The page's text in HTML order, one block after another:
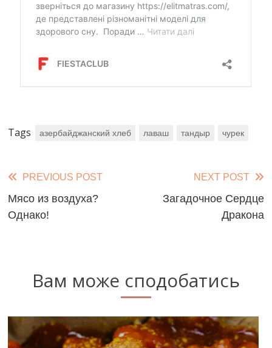
Tags азербайджанский хлеб лаваш тандыр чурек
Read
more
articles
PREVIOUS POST
Мясо из воздуха?
Однако!
NEXT POST
Загадочное Сердце
Дракона
Вам може сподобатись